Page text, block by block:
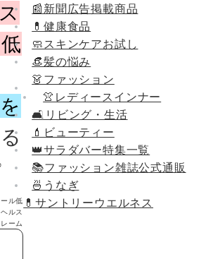
ル低
ルス
ーム
📰新聞広告掲載商品
💊健康食品
🧼スキンケアお試し
👒髪の悩み
👗ファッション
👚レディースインナー
🛋リビング・生活
💄ビューティー
👑サラダバー特集一覧
📚ファッション雑誌公式通販
🍜うなぎ
💊サントリーウエルネス